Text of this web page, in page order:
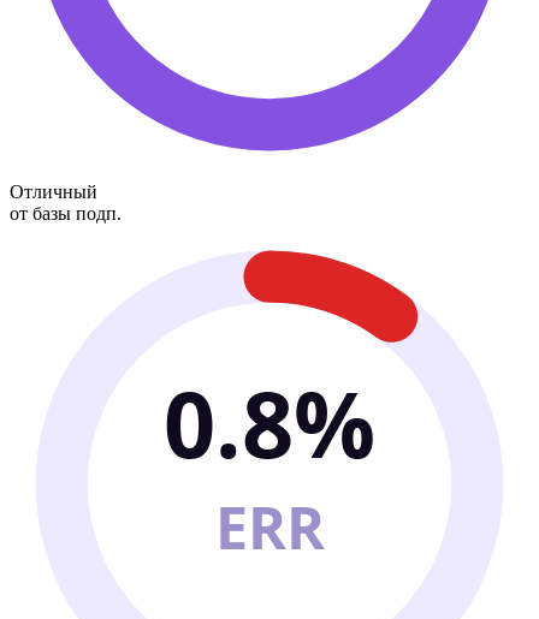
Отличный
от базы подп.
0.8%
ERR